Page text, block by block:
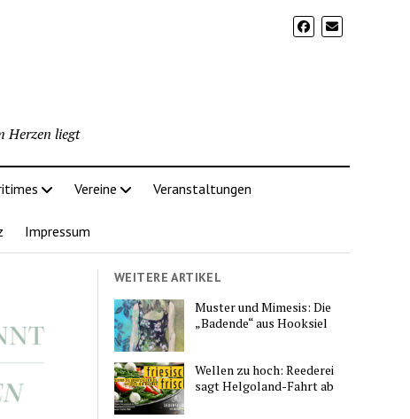
Herzen liegt
Vereine Veranstaltungen
Impressum
WEITERE ARTIKEL
Muster und Mimesis: Die
„Badende“ aus Hooksiel
Wellen zu hoch: Reederei
sagt Helgoland-Fahrt ab